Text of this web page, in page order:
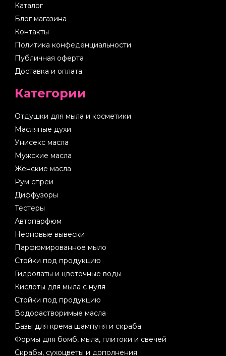
Каталог
Блог магазина
Контакты
Политика конфеденциальности
Публичная оферта
Доставка и оплата
Категории
Отдушки для мыла и косметики
Масляные духи
Унисекс масла
Мужские масла
Женские масла
Рум спреи
Диффузоры
Тестеры
Автопарфюм
Неоновые вывески
Парфюмированное мыло
Стойки под продукцию
Гидролаты и цветочные воды
Кислоты для мыла с нуля
Стойки под продукцию
Водорастворимые масла
Базы для крема шампуня и скраба
Формы для бомб, мыла, плитоки и свечей
Скрабы, сухоцветы и дополнения